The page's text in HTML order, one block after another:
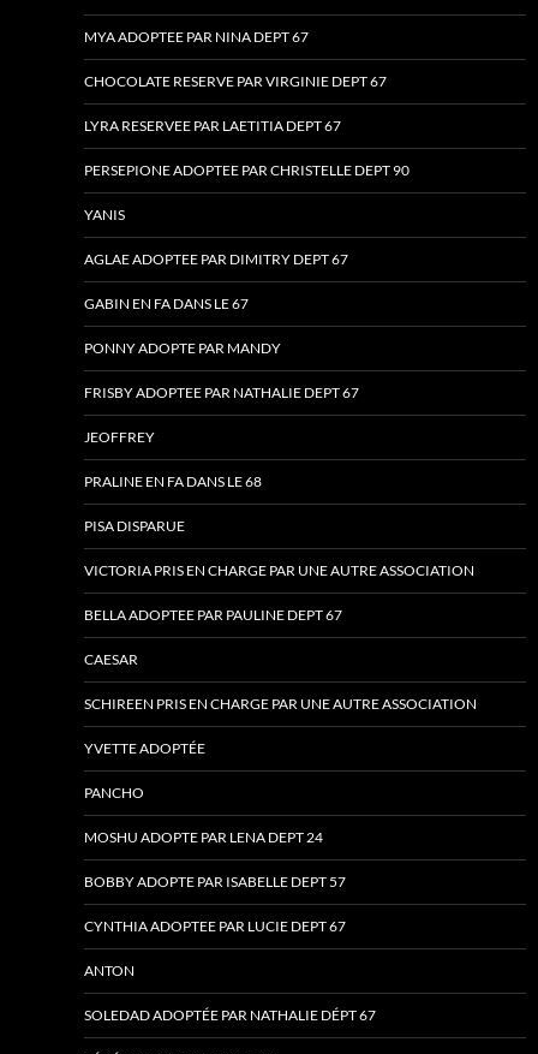
MYA ADOPTEE PAR NINA DEPT 67
CHOCOLATE RESERVE PAR VIRGINIE DEPT 67
LYRA RESERVEE PAR LAETITIA DEPT 67
PERSEPIONE ADOPTEE PAR CHRISTELLE DEPT 90
YANIS
AGLAE ADOPTEE PAR DIMITRY DEPT 67
GABIN EN FA DANS LE 67
PONNY ADOPTE PAR MANDY
FRISBY ADOPTEE PAR NATHALIE DEPT 67
JEOFFREY
PRALINE EN FA DANS LE 68
PISA DISPARUE
VICTORIA PRIS EN CHARGE PAR UNE AUTRE ASSOCIATION
BELLA ADOPTEE PAR PAULINE DEPT 67
CAESAR
SCHIREEN PRIS EN CHARGE PAR UNE AUTRE ASSOCIATION
YVETTE ADOPTÉE
PANCHO
MOSHU ADOPTE PAR LENA DEPT 24
BOBBY ADOPTE PAR ISABELLE DEPT 57
CYNTHIA ADOPTEE PAR LUCIE DEPT 67
ANTON
SOLEDAD ADOPTÉE PAR NATHALIE DÉPT 67